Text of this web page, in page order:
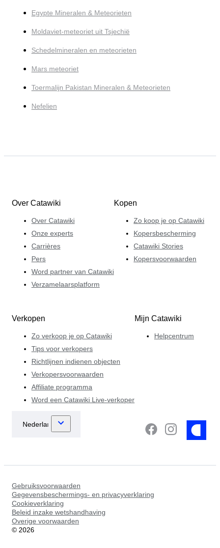
Egypte Mineralen & Meteorieten
Moldaviet-meteoriet uit Tsjechië
Schedelmineralen en meteorieten
Mars meteoriet
Toermalijn Pakistan Mineralen & Meteorieten
Nefelien
Over Catawiki
Over Catawiki
Onze experts
Carrières
Pers
Word partner van Catawiki
Verzamelaarsplatform
Kopen
Zo koop je op Catawiki
Kopersbescherming
Catawiki Stories
Kopersvoorwaarden
Verkopen
Zo verkoop je op Catawiki
Tips voor verkopers
Richtlijnen indienen objecten
Verkopersvoorwaarden
Affiliate programma
Word een Catawiki Live-verkoper
Mijn Catawiki
Helpcentrum
Gebruiksvoorwaarden
Gegevensbeschermings- en privacyverklaring
Cookieverklaring
Beleid inzake wetshandhaving
Overige voorwaarden
© 2026